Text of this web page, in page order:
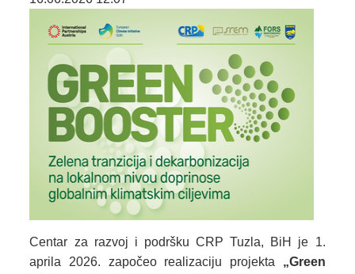
Centar za razvoj i podršku CRP Tuzla, BiH je 1.
aprila 2026. započeo realizaciju projekta „Green